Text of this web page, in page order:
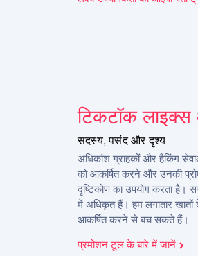
टिकटॉक लाइक्स
सदस्य, पसंद और दृश्य
अधिकांश ग्राहकों और हैकिंग
को आकर्षित करने और उनकी
दृष्टिकोण का उपयोग करता है।
में अधिकृत हैं। हम लगातार खातों
आकर्षित करने से बच सकते हैं।
प्रमोशन टूल के बारे में जानें